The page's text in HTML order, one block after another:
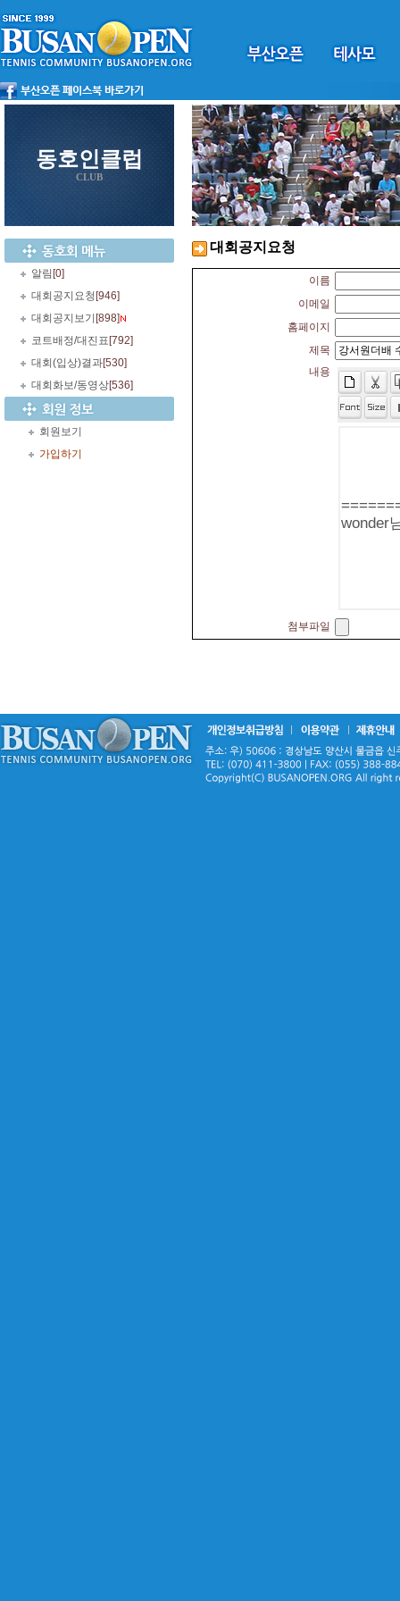
동호인클럽
CLUB
알림 [0]
대회공지요청 [946]
대회공지보기 [898]
코트배정/대진표 [792]
대회(입상)결과[530]
대회화보/동영상[536]
회원보기
가입하기
대회공지요청
이름
이메일
홈페이지
제목
내용
첨부파일